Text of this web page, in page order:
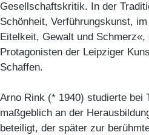
Gesellschaftskritik. In der
Schönheit, Verführungskunst,
Eitelkeit, Gewalt und
Protagonisten der Leipziger
Schaffen.
Arno Rink (* 1940) studierte bei
maßgeblich an der
beteiligt, der später zur